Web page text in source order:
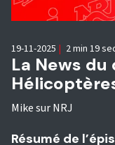
La News du
Mike sur NRJ
19-11-2025 | 2 min 19
Résumé de